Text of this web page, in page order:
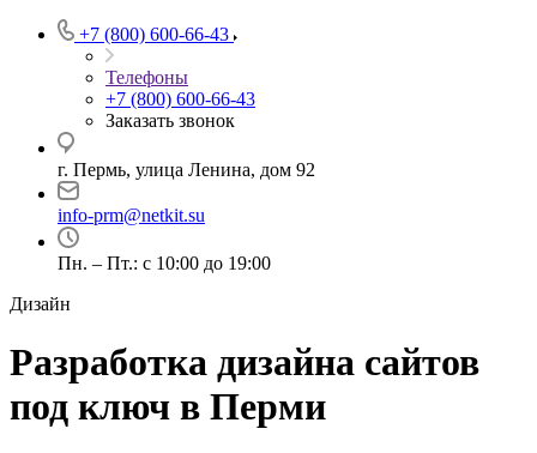
+7 (800) 600-66-43
Телефоны
+7 (800) 600-66-43
Заказать звонок
г. Пермь, улица Ленина, дом 92
info-prm@netkit.su
Пн. – Пт.: с 10:00 до 19:00
Дизайн
Разработка дизайна сайтов
под ключ в Перми